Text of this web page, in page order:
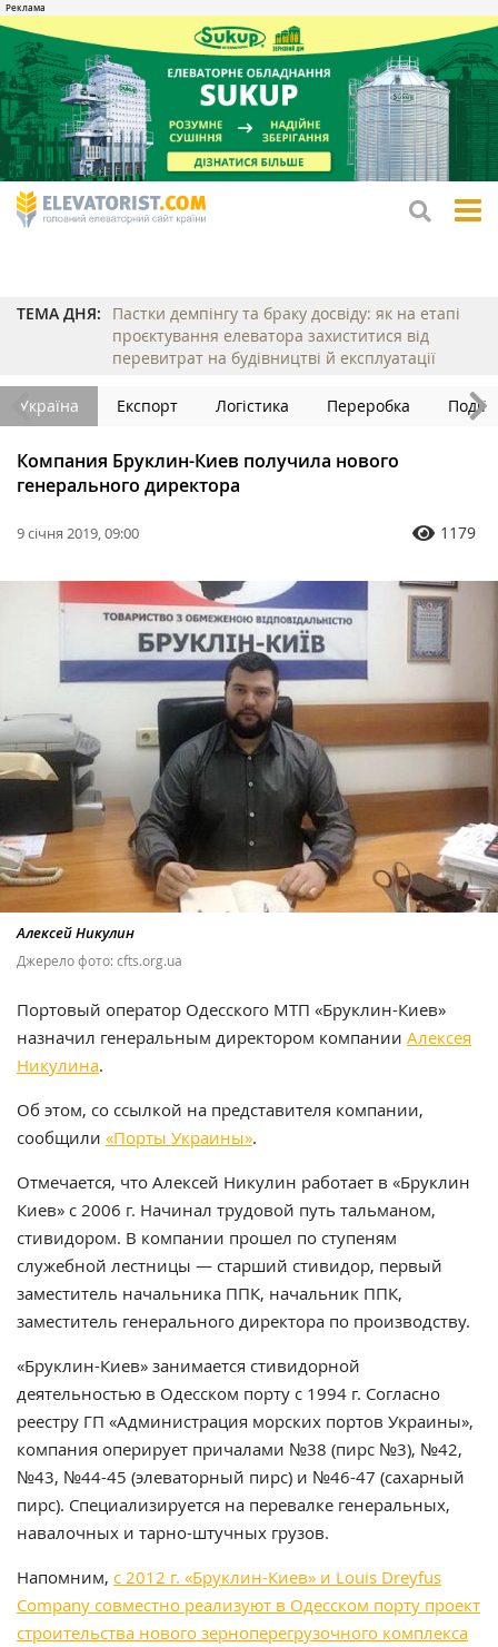
ТЕМА ДНЯ:
Пастки демпінгу та браку досвіду: як на етапі
проєктування елеватора захиститися від
перевитрат на будівництві й експлуатації
Україна Експорт Логістика Переробка Події
Компания Бруклин-Киев получила нового
генерального директора
9 січня 2019, 09:00 1179
Алексей Никулин
Джерело фото: cfts.org.ua
Портовый оператор Одесского МТП «Бруклин-Киев»
назначил генеральным директором компании Алексея
Никулина.
Об этом, со ссылкой на представителя компании,
сообщили «Порты Украины».
Отмечается, что Алексей Никулин работает в «Бруклин
Киев» с 2006 г. Начинал трудовой путь тальманом,
стивидором. В компании прошел по ступеням
служебной лестницы — старший стивидор, первый
заместитель начальника ППК, начальник ППК,
заместитель генерального директора по производству.
«Бруклин-Киев» занимается стивидорной
деятельностью в Одесском порту с 1994 г. Согласно
реестру ГП «Администрация морских портов Украины»,
компания оперирует причалами №38 (пирс №3), №42,
№43, №44-45 (элеваторный пирс) и №46-47 (сахарный
пирс). Специализируется на перевалке генеральных,
навалочных и тарно-штучных грузов.
Напомним, с 2012 г. «Бруклин-Киев» и Louis Dreyfus
Company совместно реализуют в Одесском порту проект
строительства нового зерноперегрузочного комплекса